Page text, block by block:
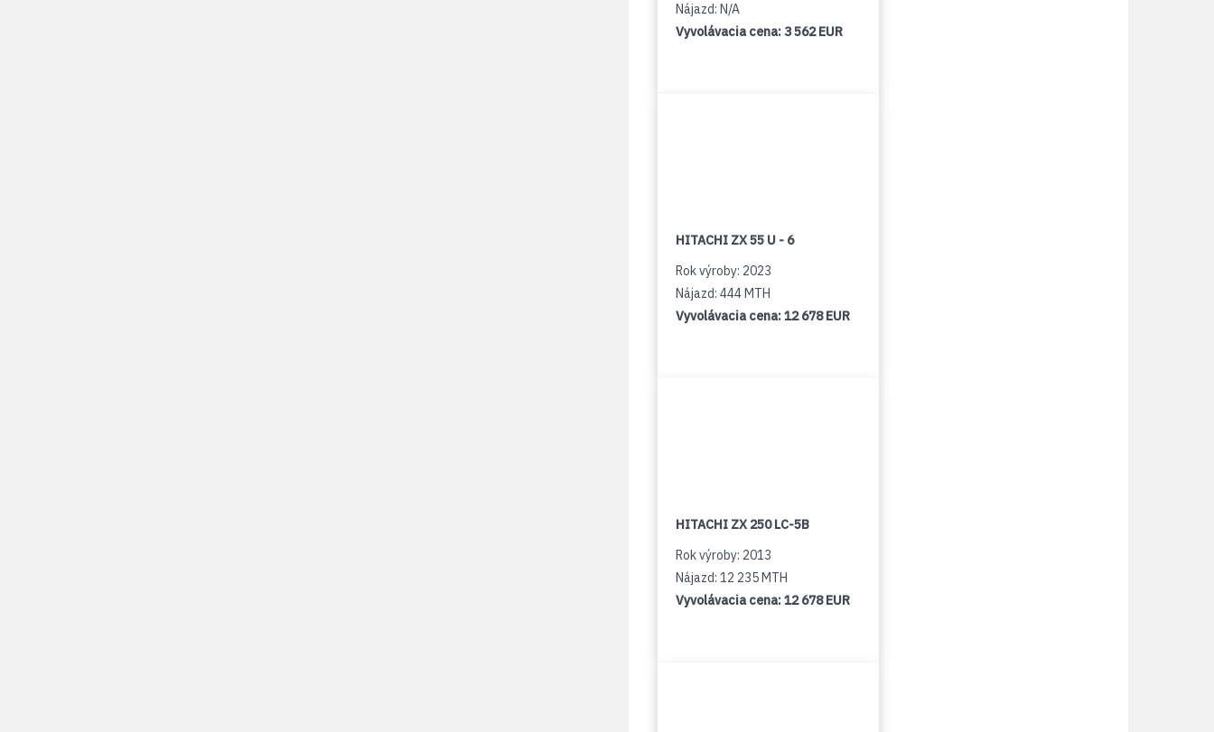
Nájazd: N/A
Vyvolávacia cena: 3 562 EUR
HITACHI ZX 55 U - 6
Rok výroby: 2023
Nájazd: 444 MTH
Vyvolávacia cena:12 678 EUR
HITACHI ZX 250 LC-5B
Rok výroby: 2013
Nájazd: 12 235 MTH
Vyvolávacia cena:12 678 EUR